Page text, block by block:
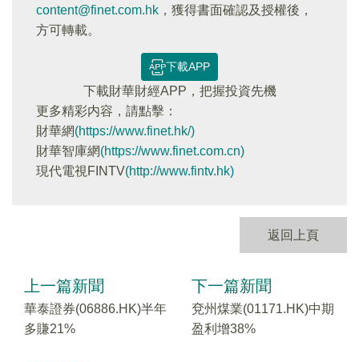
content@finet.com.hk ，獲得書面確認及授權後，
方可轉載。
下載APP
下載財華財經APP，把握投資先機
更多精彩内容，請點擊：
財華網(https://www.finet.hk/)
財華智庫網(https://www.finet.com.cn)
現代電視FINTV(http://www.fintv.hk)
返回上頁
上一篇新聞
華泰證券(06886.HK)半年
多賺21%
下一篇新聞
兗州煤業(01171.HK)中期
盈利增38%